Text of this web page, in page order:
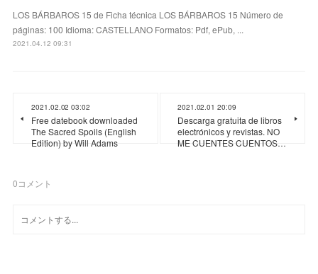
LOS BÁRBAROS 15 de Ficha técnica LOS BÁRBAROS 15 Número de
páginas: 100 Idioma: CASTELLANO Formatos: Pdf, ePub, ...
2021.04.12 09:31
2021.02.02 03:02
Free datebook downloaded
The Sacred Spoils (English
Edition) by Will Adams
2021.02.01 20:09
Descarga gratuita de libros
electrónicos y revistas. NO
ME CUENTES CUENTOS…
0コメント